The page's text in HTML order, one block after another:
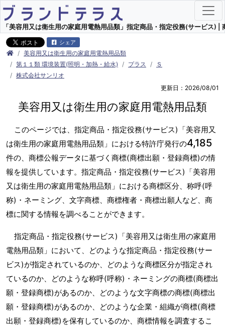
「美容用又は衛生用の家庭用電熱用品類」指定商品・指定役務(サービス) |
シェア
美容用又は衛生用の家庭用電熱用品類
第１１類 環境装置(照明・加熱・給水)
プラス
Ｓ
株式会社サンリオ
更新日：2026/08/01
美容用又は衛生用の家庭用電熱用品類
このページでは、指定商品・指定役務(サービス)「美容用又
は衛生用の家庭用電熱用品類」における特許庁発行の4,185
件の、商標公報データに基づく商標(商標出願・登録商標)の情
報を提供しています。指定商品・指定役務(サービス)「美容用
又は衛生用の家庭用電熱用品類」における商標区分、称呼(呼
称)・ネーミング、文字商標、商標権者・商標出願人など、商
標に関する情報を調べることができます。
指定商品・指定役務(サービス)「美容用又は衛生用の家庭用
電熱用品類」において、どのような指定商品・指定役務(サー
ビス)が指定されているのか、どのような商標区分が指定され
ているのか、どのような称呼(呼称)・ネーミングの商標(商標出
願・登録商標)があるのか、どのような文字商標の商標(商標出
願・登録商標)があるのか、どのような企業・組織が商標(商標
出願・登録商標)を保有しているのか、商標情報を調査するこ